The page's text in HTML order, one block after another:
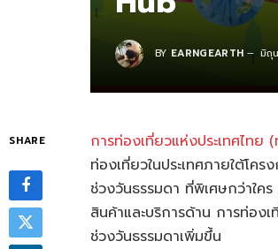
BY EARNGEARTH มิถุ
SHARE การท่องเที่ยวแห่งประเทศไทย
ท่องเที่ยวในประเทศภายใต้โคร
ช่วงวันธรรมดา ที่พิเศษกว่าใค
สินค้าและบริการด้าน การท่อง
ช่วงวันธรรมดาเพิ่มขึ้น